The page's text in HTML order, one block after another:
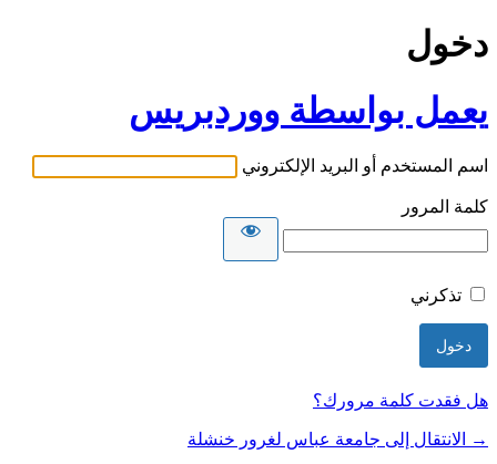
دخول
يعمل بواسطة ووردبريس
اسم المستخدم أو البريد الإلكتروني
كلمة المرور
تذكرني
هل فقدت كلمة مرورك؟
→ الانتقال إلى جامعة عباس لغرور خنشلة